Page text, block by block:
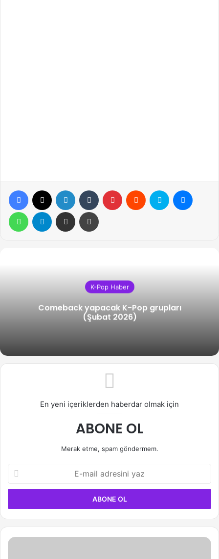
Facebook LinkedIn Tumblr Pinterest Reddit Skype
WhatsAppTelegram Email ile gönder Yazdır
K-Pop Haber
Comeback yapacak K-Pop grupları
(Şubat 2026)
En yeni içeriklerden haberdar olmak için
ABONE OL
Merak etme, spam göndermem.
mail
adresini
Xiaoting